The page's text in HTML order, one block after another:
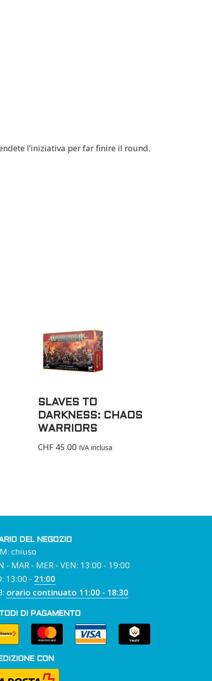
l’iniziativa per far finire il round.
SLAVES TO
DARKNESS: CHAOS
WARRIORS
CHF 45.00 IVA inclusa
DEL NEGOZIO
chiuso
- MAR - MER - VEN: 13:00 - 19:00
13:00 - 21:00
orario continuato 11:00 - 18:30
DI PAGAMENTO
CON